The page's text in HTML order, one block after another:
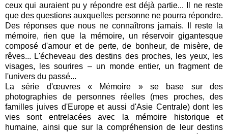
ceux qui auraient pu y répondre est déjà partie... Il ne reste
que des questions auxquelles personne ne pourra répondre.
Des réponses que nous ne connaîtrons jamais. Il reste la
mémoire, rien que la mémoire, un réservoir gigantesque
composé d'amour et de perte, de bonheur, de misère, de
rêves... L'écheveau des destins des proches, les yeux, les
visages, les sourires – un monde entier, un fragment de
l'univers du passé...
La série d'œuvres « Mémoire » se base sur des
photographies de personnes réelles (mes proches, des
familles juives d'Europe et aussi d'Asie Centrale) dont les
vies sont entrelacées avec la mémoire historique et
humaine, ainsi que sur la compréhension de leur destins